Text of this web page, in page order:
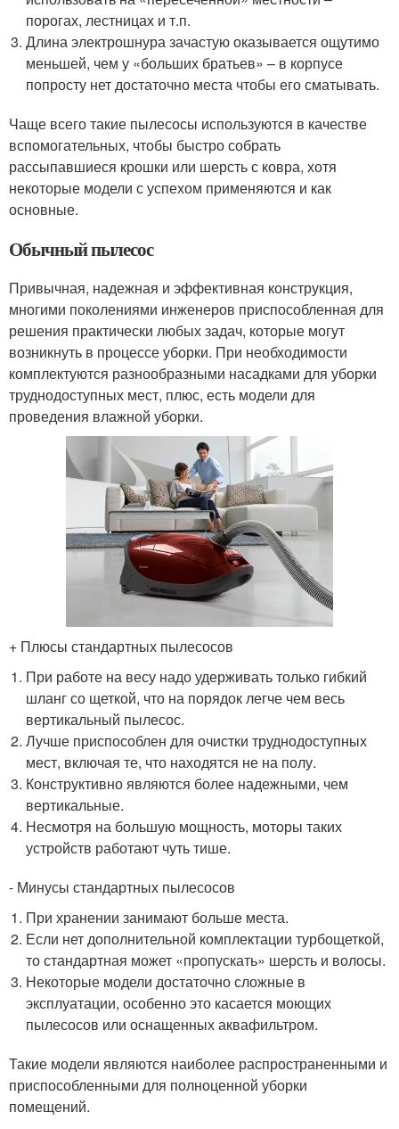
порогах, лестницах и т.п.
Длина электрошнура зачастую оказывается ощутимо
меньшей, чем у «больших братьев» – в корпусе
попросту нет достаточно места чтобы его сматывать.
Чаще всего такие пылесосы используются в качестве
вспомогательных, чтобы быстро собрать
рассыпавшиеся крошки или шерсть с ковра, хотя
некоторые модели с успехом применяются и как
основные.
Обычный пылесос
Привычная, надежная и эффективная конструкция,
многими поколениями инженеров приспособленная для
решения практически любых задач, которые могут
возникнуть в процессе уборки. При необходимости
комплектуются разнообразными насадками для уборки
труднодоступных мест, плюс, есть модели для
проведения влажной уборки.
+ Плюсы стандартных пылесосов
При работе на весу надо удерживать только гибкий
шланг со щеткой, что на порядок легче чем весь
вертикальный пылесос.
Лучше приспособлен для очистки труднодоступных
мест, включая те, что находятся не на полу.
Конструктивно являются более надежными, чем
вертикальные.
Несмотря на большую мощность, моторы таких
устройств работают чуть тише.
- Минусы стандартных пылесосов
При хранении занимают больше места.
Если нет дополнительной комплектации турбощеткой,
то стандартная может «пропускать» шерсть и волосы.
Некоторые модели достаточно сложные в
эксплуатации, особенно это касается моющих
пылесосов или оснащенных аквафильтром.
Такие модели являются наиболее распространенными и
приспособленными для полноценной уборки
помещений.